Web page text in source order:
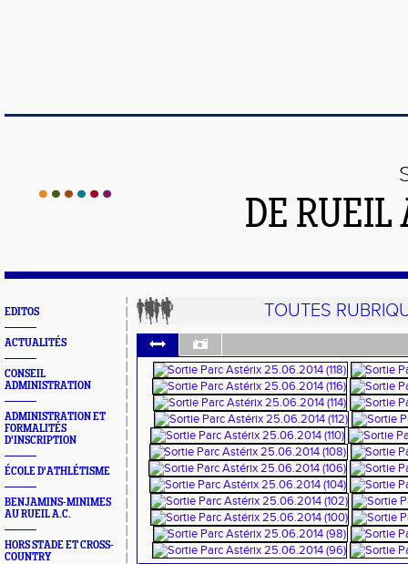
DE
EDITOS
ACTUALITÉS
CONSEIL
ADMINISTRATION
ADMINISTRATION ET
FORMALITÉS
D'INSCRIPTION
ÉCOLE D'ATHLÉTISME
BENJAMINS-MINIMES
AU RUEIL A.C.
HORS STADE ET CROSS-
COUNTRY
TOUTES